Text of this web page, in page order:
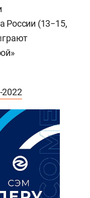
России (13−15,
2022